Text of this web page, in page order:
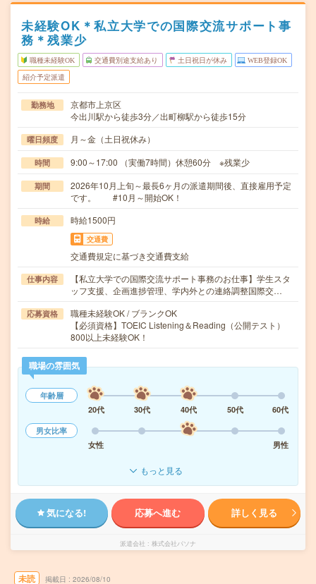
未経験OK＊私立大学での国際交流サポート事
務＊残業少
職種未経験OK 交通費別途支給あり 土日祝日が休み WEB登録OK
紹介予定派遣
勤務地
京都市上京区
今出川駅から徒歩3分／出町柳駅から徒歩15分
曜日頻度 月～金（土日祝休み）
時間 9:00～17:00 （実働7時間）休憩60分 ※残業少
期間
2026年10月上旬～最長6ヶ月の派遣期間後、直接雇用予定
です。 #10月～開始OK！
時給 時給1500円
交通費
交通費規定に基づき交通費支給
仕事内容
【私立大学での国際交流サポート事務のお仕事】学生スタ
ッフ支援、企画進捗管理、学内外との連絡調整国際交…
応募資格
職種未経験OK / ブランクOK
【必須資格】TOEIC Listening＆Reading（公開テスト）
800以上未経験OK！
職場の雰囲気
年齢層
20代
30代 40代 50代
60代
男女比率
女性
男性
もっと見る
気になる! 応募へ進む 詳しく見る
派遣会社 株式会社パソナ
未読 掲載日 2026/08/10